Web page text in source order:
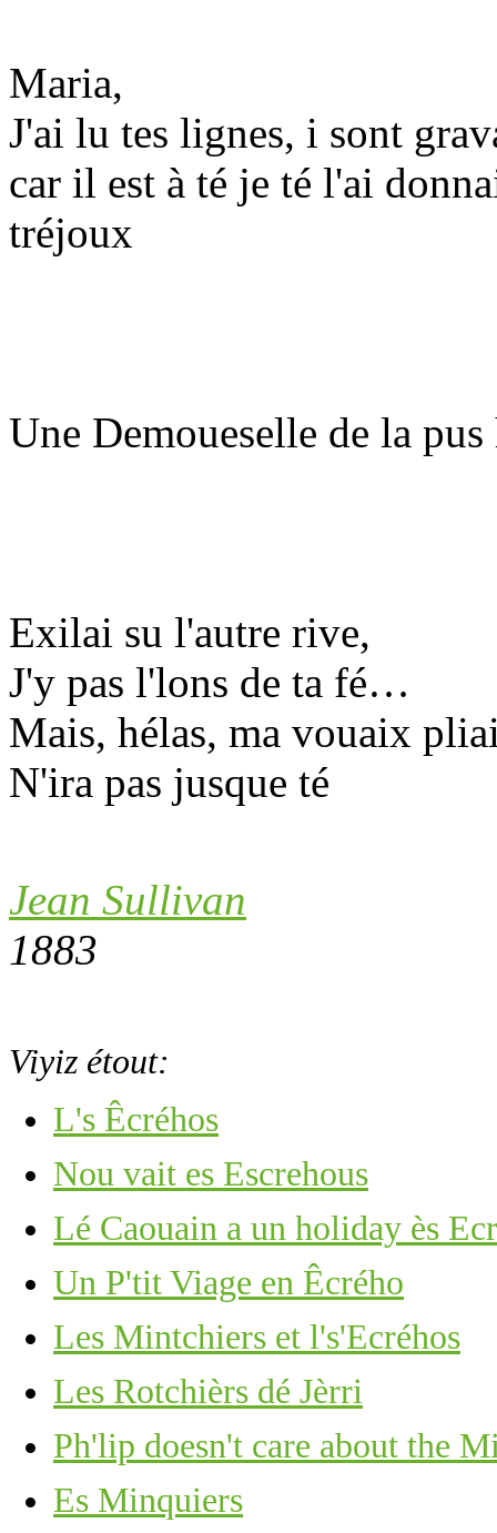
Maria,
J'ai lu tes lignes, i sont
car il est à té je té l'ai
tréjoux
Une Demoueselle de la
Exilai su l'autre rive,
J'y pas l'lons de ta fé…
Mais, hélas, ma vouaix
N'ira pas jusque té
Jean Sullivan
1883
Viyiz étout:
L's Êcréhos
Nou vait es Escrehous
Lé Caouain a un holiday ès
Un P'tit Viage en Êcrého
Les Mintchiers et l's'Ecréhos
Les Rotchièrs dé Jèrri
Ph'lip doesn't care about the
Es Minquiers